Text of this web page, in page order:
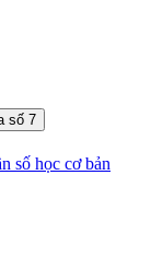
số 7
số học cơ bản